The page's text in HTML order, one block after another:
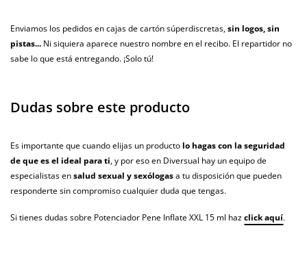
Enviamos los pedidos en cajas de cartón súperdiscretas,sin logos, sin
pistas... Ni siquiera aparece nuestro nombre en el recibo. El repartidor no
sabe lo que está entregando. ¡Solo tú!
Dudas sobre este producto
Es importante que cuando elijas un producto lo hagas con la seguridad
de que es el ideal para ti, y por eso en Diversual hay un equipo de
especialistas ensalud sexual y sexólogasa tu disposición que pueden
responderte sin compromiso cualquier duda que tengas.
Si tienes dudas sobre Potenciador Pene Inflate XXL 15 ml hazclick aquí.